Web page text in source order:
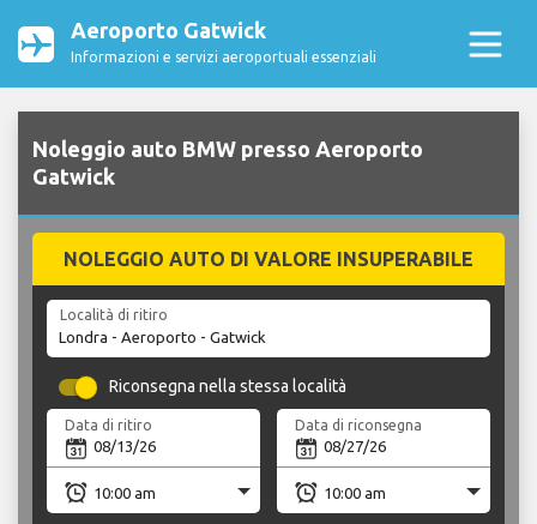
Aeroporto Gatwick
Informazioni e servizi aeroportuali essenziali
Noleggio auto BMW presso Aeroporto
Gatwick
NOLEGGIO AUTO DI VALORE INSUPERABILE
Località di ritiro
Riconsegna nella stessa località
Data di ritiro Data di riconsegna